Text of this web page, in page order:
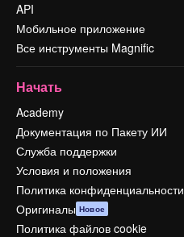
API
Мобильное приложение
Все инструменты Magnific
Начать
Academy
Документация по Пакету ИИ
Служба поддержки
Условия и положения
Политика конфиденциальности
Оригиналы Новое
Политика файлов cookie